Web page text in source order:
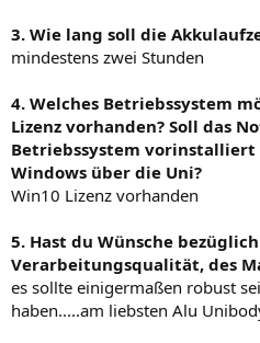
3. Wie lang soll die
mindestens zwei Stunden
4. Welches Betriebssystem
Lizenz vorhanden? Soll das
Betriebssystem vorinstalliert
Windows über die Uni?
Win10 Lizenz vorhanden
5. Hast du Wünsche
Verarbeitungsqualität, des
es sollte einigermaßen robust
haben.....am liebsten Alu